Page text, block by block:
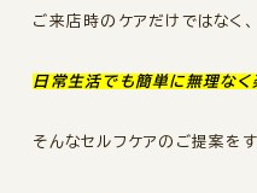
ご来店時のケアだけではなく、
日常生活でも簡単に無理なく
そんなセルフケアのご提案をす